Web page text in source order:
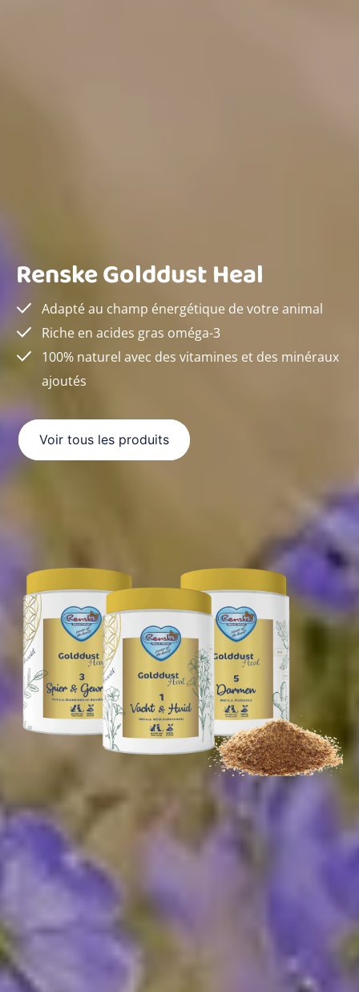
Renske Golddust Heal
Adapté au champ énergétique de votre animal
Riche en acides gras oméga-3
100% naturel avec des vitamines et des minéraux
ajoutés
Voir tous les produits